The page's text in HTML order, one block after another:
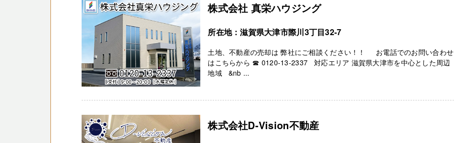
株式会社 真栄ハウジング
所在地：滋賀県大津市際川3丁目32-7
土地、不動産の売却は 弊社にご相談ください！！ お電話でのお問い合わせ
はこちらから ☎ 0120-13-2337 対応エリア 滋賀県大津市を中心とした周辺
地域 &nb ...
株式会社D-Vision不動産